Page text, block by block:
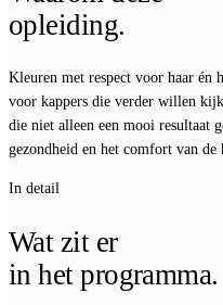
opleiding.
Kleuren met respect voor haar
voor kappers die verder willen
die niet alleen een mooi resultaat
gezondheid en het comfort van de
In detail
Wat zit er
in het programma.